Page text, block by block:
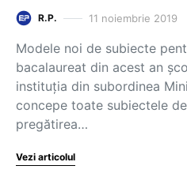
R.P. 11 noiembrie 2019
Modele noi de subiecte
bacalaureat din acest an
instituția din subordinea
concepe toate subiectele
pregătirea…
Vezi articolul